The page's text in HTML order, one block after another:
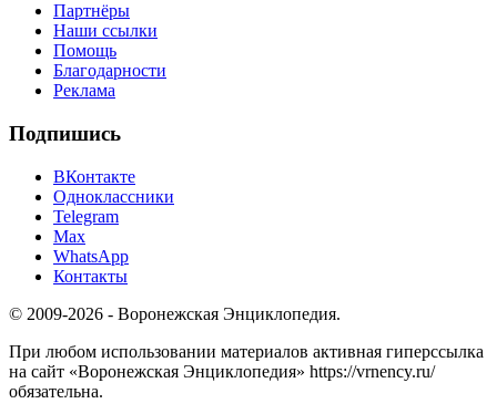
Партнёры
Наши ссылки
Помощь
Благодарности
Реклама
Подпишись
ВКонтакте
Одноклассники
Telegram
Max
WhatsApp
Контакты
© 2009-2026 - Воронежская Энциклопедия.
При любом использовании материалов активная гиперссылка
на сайт «Воронежская Энциклопедия» https://vrnency.ru/
обязательна.